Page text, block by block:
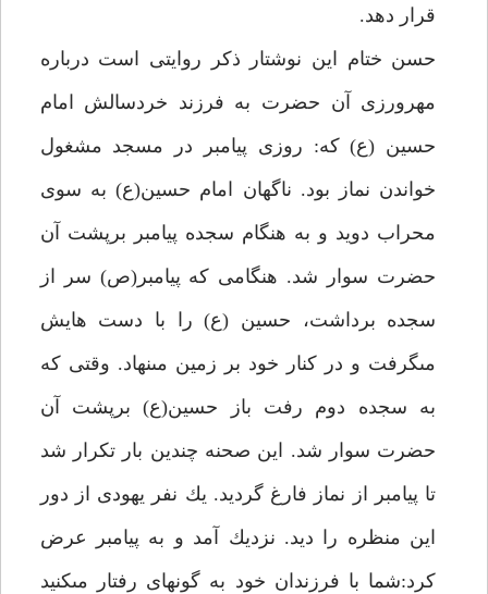
قرار دهد.
حسن ختام اين نوشتار ذكر روايتى است درباره
مهرورزى آن حضرت به فرزند خردسالش امام
حسين (ع) كه: روزى پيامبر در مسجد مشغول
خواندن نماز بود. ناگهان امام حسين(ع) به سوى
محراب دويد و به هنگام سجده پيامبر برپشت آن
حضرت سوار شد. هنگامى كه پيامبر(ص) سر از
سجده برداشت، حسين (ع) را با دست هايش
مى‏گرفت و در كنار خود بر زمين مى‏نهاد. وقتى كه
به سجده دوم رفت باز حسين(ع) برپشت آن
حضرت سوار شد. اين صحنه چندين بار تكرار شد
تا پيامبر از نماز فارغ گرديد. يك نفر يهودى از دور
اين منظره را ديد. نزديك آمد و به پيامبر عرض
كرد:شما با فرزندان خود به گونه‏اى رفتار مى‏كنيد